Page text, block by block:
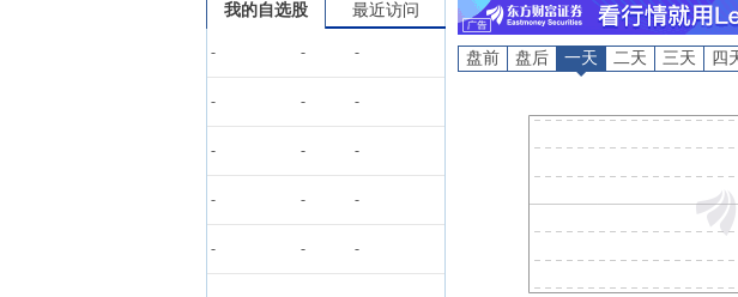
我的自选股 最近访问
- - -
- - -
- - -
- - -
- - -
盘前 盘后 一天 二天 三天 四